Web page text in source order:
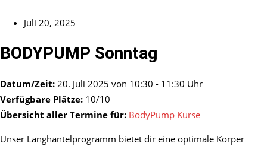
Juli 20, 2025
BODYPUMP Sonntag
Datum/Zeit: 20. Juli 2025 von 10:30 - 11:30 Uhr
Verfügbare Plätze: 10/10
Übersicht aller Termine für: BodyPump Kurse
Unser Langhantelprogramm bietet dir eine optimale Körper